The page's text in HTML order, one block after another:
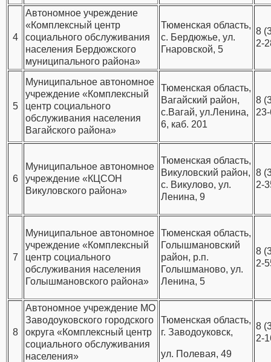
4
Автономное учреждение
«Комплексный центр
социального обслуживания
населения Бердюжского
муниципального района»
Тюменская область,
с. Бердюжье, ул.
Гнаровской, 5
8
2-
5
Муниципальное автономное
учреждение «Комплексный
центр социального
обслуживания населения
Вагайского района»
Тюменская область,
Вагайский район,
с.Вагай, ул.Ленина,
6, каб. 201
8
6
Муниципальное автономное
учреждение «КЦСОН
Викуловского района»
Тюменская область,
Викуловский район,
с. Викулово, ул.
Ленина, 9
8
2-
7
Муниципальное автономное
учреждение «Комплексный
центр социального
обслуживания населения
Голышмановского района»
Тюменская область,
Голышмановский
район, р.п.
Голышманово, ул.
Ленина, 5
8
2-
8
Автономное учреждение МО
Заводоуковского городского
округа «Комплексный центр
социального обслуживания
населения»
Тюменская область,
г. Заводоуковск,
ул. Полевая, 49
8
2-